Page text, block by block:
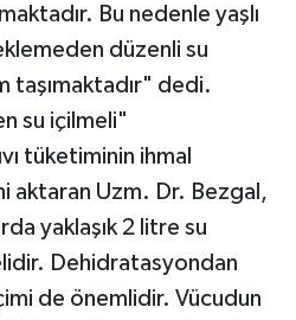
Bu nedenle yaşlı
düzenli su
taşımaktadır" dedi.
su içilmeli"
tüketiminin ihmal
aktaran Uzm. Dr. Bezgal,
yaklaşık 2 litre su
Dehidratasyondan
de önemlidir. Vücudun